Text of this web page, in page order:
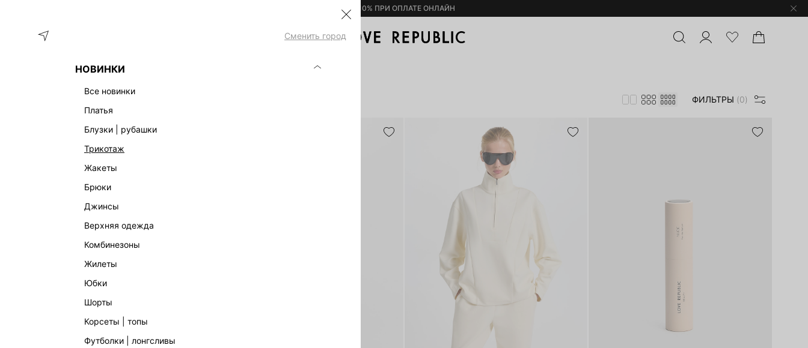
– 10% ПРИ ОПЛАТЕ ОНЛАЙН
Сменить город
НОВИНКИ
все новинки
платья
блузки | рубашки
трикотаж
жакеты
брюки
джинсы
верхняя одежда
комбинезоны
жилеты
юбки
шорты
корсеты | топы
футболки | лонгсливы
ОДЕЖДА
ФИЛЬТРЫ (0)